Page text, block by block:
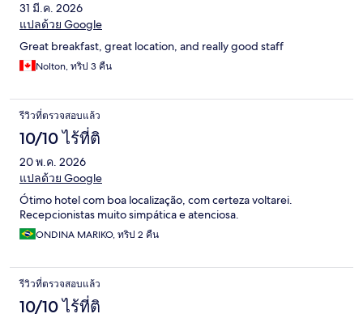
31 มี.ค. 2026
แปลด้วย Google
Great breakfast, great location, and really good staff
Nolton, ทริป 3 คืน
รีวิวที่ตรวจสอบแล้ว
10/10 ไร้ที่ติ
20 พ.ค. 2026
แปลด้วย Google
Ótimo hotel com boa localização, com certeza voltarei.
Recepcionistas muito simpática e atenciosa.
ONDINA MARIKO, ทริป 2 คืน
รีวิวที่ตรวจสอบแล้ว
10/10 ไร้ที่ติ